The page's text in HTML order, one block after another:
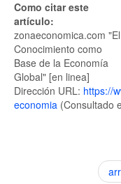
Como citar este
artículo:
zonaeconomica.com "El
Conocimiento como
Base de la Economía
Global" [en linea]
Dirección URL: https://
economia (Consultado